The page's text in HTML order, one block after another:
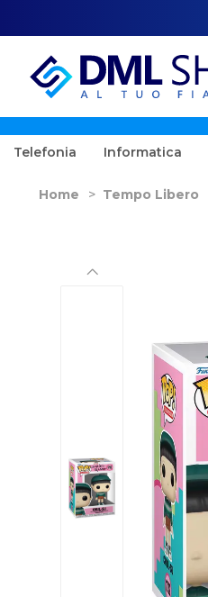
Telefonia Informatica
Home > Tempo Libero